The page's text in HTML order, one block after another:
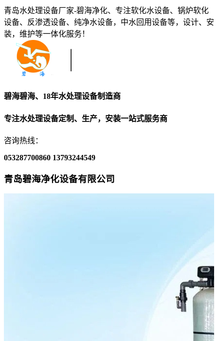
青岛水处理设备厂家-碧海净化、专注软化水设备、锅炉软化
设备、反渗透设备、纯净水设备，中水回用设备等，设计、安
装，维护等一体化服务！
碧海碧海、18年水处理设备制造商
专注水处理设备定制、生产，安装一站式服务商
咨询热线：
053287700860 13793244549
青岛碧海净化设备有限公司